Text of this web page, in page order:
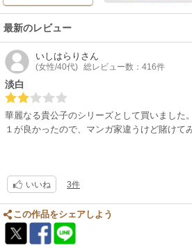
最新のレビュー
いしはらり さん
(女性/40代) 総レビュー数：416件
淡白
華麗なる貴公子のシリーズとして買いました。
１が良かったので、マンガ家違うけど賭けて
全体的に淡々と流れているだけで、心理描写
同じ原作でも描き手が違うとこんなに面白さ
好みの問題もあると思いますので、立ち読み
してからの購入を薦めます。
いいね 3件
この作品をシェアしよう